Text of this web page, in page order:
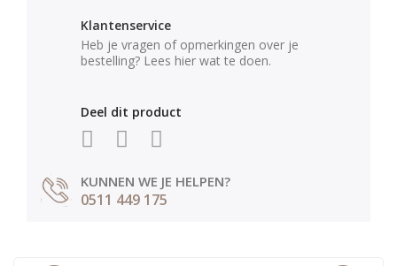
Klantenservice
Heb je vragen of opmerkingen over je
bestelling? Lees hier wat te doen.
Deel dit product
KUNNEN WE JE HELPEN?
0511 449 175